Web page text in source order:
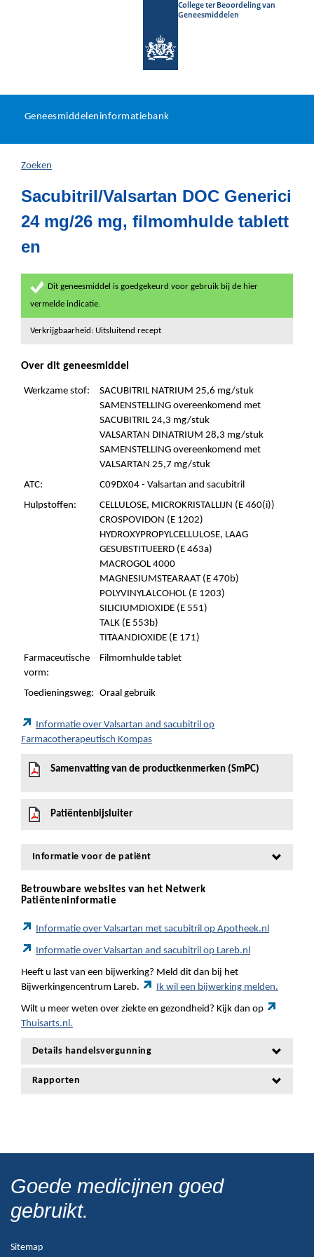
College ter Beoordeling van
Geneesmiddelen
U
hier:
Geneesmiddeleninformatiebank
Zoeken
Sacubitril/Valsartan DOC Generici
24 mg/26 mg, filmomhulde tablett
en
Dit geneesmiddel is goedgekeurd voor gebruik bij de hier
vermelde indicatie.
Verkrijgbaarheid: Uitsluitend recept
Over dit geneesmiddel
Werkzame stof:
SACUBITRIL NATRIUM 25,6 mg/stuk
SAMENSTELLING overeenkomend met
SACUBITRIL 24,3 mg/stuk
VALSARTAN DINATRIUM 28,3 mg/stuk
SAMENSTELLING overeenkomend met
VALSARTAN 25,7 mg/stuk
ATC:
C09DX04 - Valsartan and sacubitril
Hulpstoffen:
CELLULOSE, MICROKRISTALLIJN (E 460(i))
CROSPOVIDON (E 1202)
HYDROXYPROPYLCELLULOSE, LAAG
GESUBSTITUEERD (E 463a)
MACROGOL 4000
MAGNESIUMSTEARAAT (E 470b)
POLYVINYLALCOHOL (E 1203)
SILICIUMDIOXIDE (E 551)
TALK (E 553b)
TITAANDIOXIDE (E 171)
Farmaceutische
vorm:
Filmomhulde tablet
Toedieningsweg: Oraal gebruik
Informatie over Valsartan and sacubitril op
Farmacotherapeutisch Kompas
Samenvatting van de productkenmerken (SmPC)
Patiëntenbijsluiter
Informatie voor de patiënt
Betrouwbare websites van het Netwerk
Patiënteninformatie
Informatie over Valsartan met sacubitril op Apotheek.nl
Informatie over Valsartan and sacubitril op Lareb.nl
Heeft u last van een bijwerking? Meld dit dan bij het
Bijwerkingencentrum Lareb.
Ik wil een bijwerking melden.
Wilt u meer weten over ziekte en gezondheid? Kijk dan op
Thuisarts.nl.
Details handelsvergunning
Rapporten
Goede medicijnen goed
gebruikt.
Sitemap